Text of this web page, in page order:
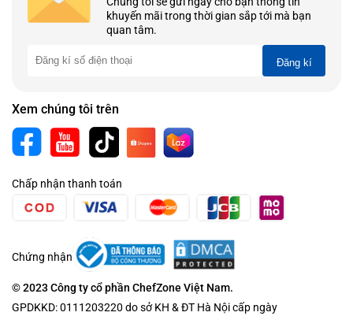
khuyến mãi trong thời gian sắp tới mà bạn
quan tâm.
Đăng kí
Xem chúng tôi trên
Chấp nhận thanh toán
Chứng nhận
© 2023 Công ty cổ phần ChefZone Việt Nam.
GPDKKD: 0111203220 do sở KH & ĐT Hà Nội cấp ngày